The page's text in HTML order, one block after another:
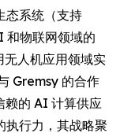
态系统（支持
和物联网领域的
人机应用领域实
Gremsy 的合作
赖的 AI 计算供应
执行力，其战略聚